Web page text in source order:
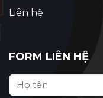
Liên hệ
FORM LIÊN HỆ